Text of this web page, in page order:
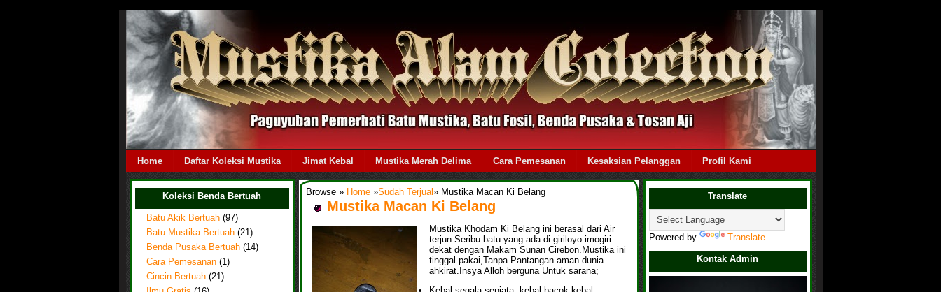
Home Daftar Koleksi Mustika Jimat Kebal Mustika Merah Delima Cara Pemesanan Kesaksian Pelanggan Profil Kami
Koleksi Benda Bertuah
Batu Akik Bertuah (97)
Batu Mustika Bertuah (21)
Benda Pusaka Bertuah (14)
Cara Pemesanan (1)
Cincin Bertuah (21)
Browse » Home »Sudah Terjual» Mustika Macan Ki Belang
Mustika Macan Ki Belang
Mustika Khodam Ki Belang ini berasal dari Air
terjun Seribu batu yang ada di giriloyo imogiri
dekat dengan Makam Sunan Cirebon.Mustika ini
tinggal pakai,Tanpa Pantangan aman dunia
ahkirat.Insya Alloh berguna Untuk sarana;
Kebal segala senjata ,kebal bacok,kebal
Translate
Powered by Translate
Kontak Admin